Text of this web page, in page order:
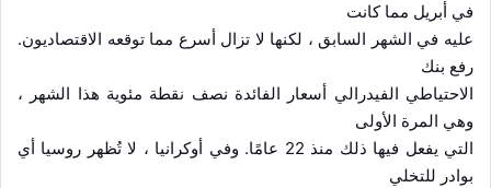
في أبريل مما كانت
عليه في الشهر السابق ، لكنها لا تزال أسرع مما توقعه الاقتصاديون.
رفع بنك
الاحتياطي الفيدرالي أسعار الفائدة نصف نقطة مئوية هذا الشهر ،
وهي المرة الأولى
التي يفعل فيها ذلك منذ 22 عامًا. وفي أوكرانيا ، لا تُظهر روسيا أي
بوادر للتخلي